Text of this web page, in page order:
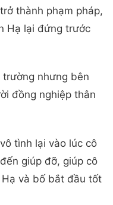
thành phạm pháp,
Hạ lại đứng trước
nhưng bên
đồng nghiệp thân
tình lại vào lúc cô
giúp đỡ, giúp cô
Hạ và bố bắt đầu tốt